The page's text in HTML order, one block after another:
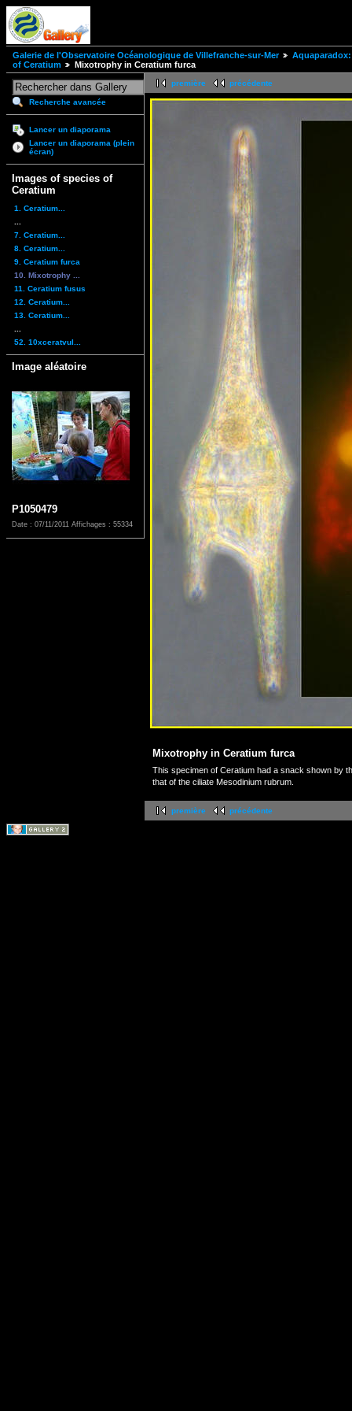
Galerie de l'Observatoire Océanologique de Villefranche-sur-Mer
of Ceratium
Mixotrophy in Ceratium furca
Recherche avancée
Lancer un diaporama
Lancer un diaporama (plein
écran)
Images of species of
Ceratium
1. Ceratium...
7. Ceratium...
8. Ceratium...
9. Ceratium furca
10. Mixotrophy ...
11. Ceratium fusus
12. Ceratium...
13. Ceratium...
52. 10xceratvul...
Image aléatoire
P1050479
Date : 07/11/2011 Affichages : 55334
première précédente
Mixotrophy in Ceratium furca
This specimen of Ceratium had a snack shown by
that of the ciliate Mesodinium rubrum.
première précédente